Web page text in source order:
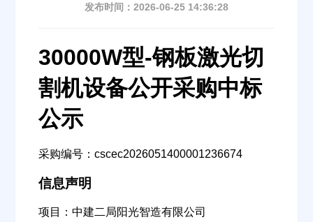
发布时间：2026-06-25 14:36:28
30000W型-钢板激光切
割机设备公开采购中标
公示
采购编号：cscec2026051400001236674
信息声明
项目：中建二局阳光智造有限公司